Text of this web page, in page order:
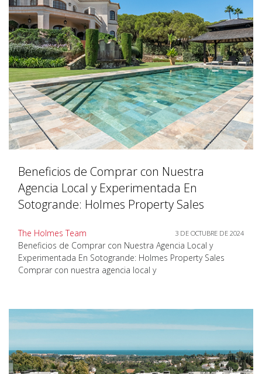
Beneficios de Comprar con Nuestra
Agencia Local y Experimentada En
Sotogrande: Holmes Property Sales
The Holmes Team 3 DE OCTUBRE DE 2024
Beneficios de Comprar con Nuestra Agencia Local y
Experimentada En Sotogrande: Holmes Property Sales
Comprar con nuestra agencia local y